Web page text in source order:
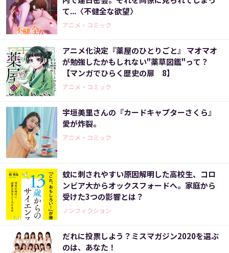
て...〈不健全な欲望〉
アニメ・コミック
アニメ化決定『薬屋のひとりごと』 マオマオ
が勉強したかもしれない"薬草図鑑"って？
【マンガでひらく歴史の扉 8】
アニメ・コミック
宇垣美里さんの『カードキャプターさくら』
愛が炸裂。
アニメ・コミック
蚊に刺されやすい原因解明した高校生、コロ
ンビア大からオックスフォードへ。家庭から
受けた3つの影響とは？
ノンフィクション
だれに投票しよう？ミスマガジン2020を選ぶ
のは、あなた！